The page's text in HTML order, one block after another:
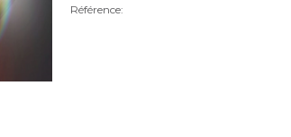
Référence: